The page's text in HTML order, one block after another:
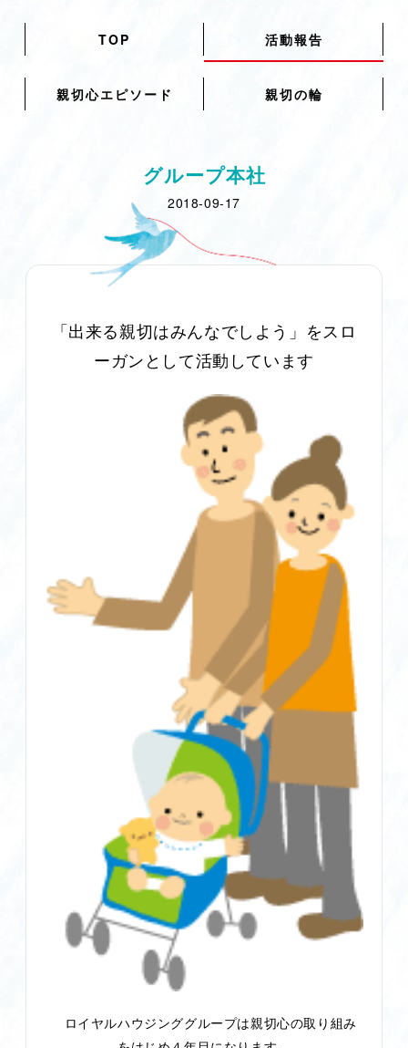
TOP 活動報告
親切心エピソード 親切の輪
グループ本社
2018-09-17
「出来る親切はみんなでしよう」をスロ
ーガンとして活動しています
ロイヤルハウジンググループは親切心の取り組み